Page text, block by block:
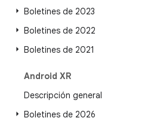
Boletines de 2023
Boletines de 2022
Boletines de 2021
Android XR
Descripción general
Boletines de 2026